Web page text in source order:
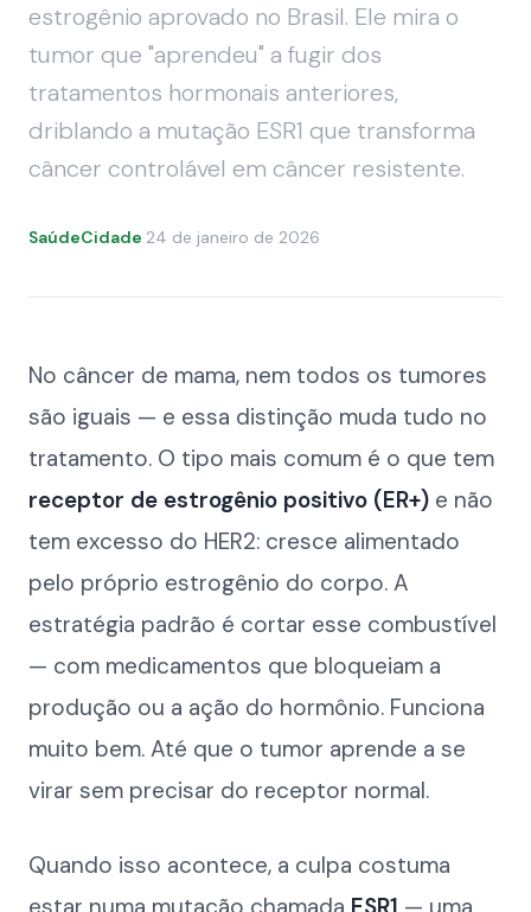
estrogênio aprovado no Brasil. Ele mira o
tumor que "aprendeu" a fugir dos
tratamentos hormonais anteriores,
driblando a mutação ESR1 que transforma
câncer controlável em câncer resistente.
SaúdeCidade·24 de janeiro de 2026
No câncer de mama, nem todos os tumores
são iguais — e essa distinção muda tudo no
tratamento. O tipo mais comum é o que tem
receptor de estrogênio positivo (ER+) e não
tem excesso do HER2: cresce alimentado
pelo próprio estrogênio do corpo. A
estratégia padrão é cortar esse combustível
— com medicamentos que bloqueiam a
produção ou a ação do hormônio. Funciona
muito bem. Até que o tumor aprende a se
virar sem precisar do receptor normal.
Quando isso acontece, a culpa costuma